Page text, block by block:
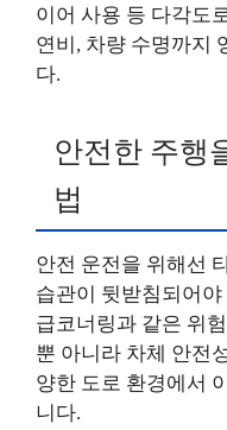
이어 사용 등 다각도
연비, 차량 수명까지
다.
안전한 주행
법
안전 운전을 위해선
습관이 뒷받침되어
급코너링과 같은 위
뿐 아니라 차체 안전
양한 도로 환경에서
니다.